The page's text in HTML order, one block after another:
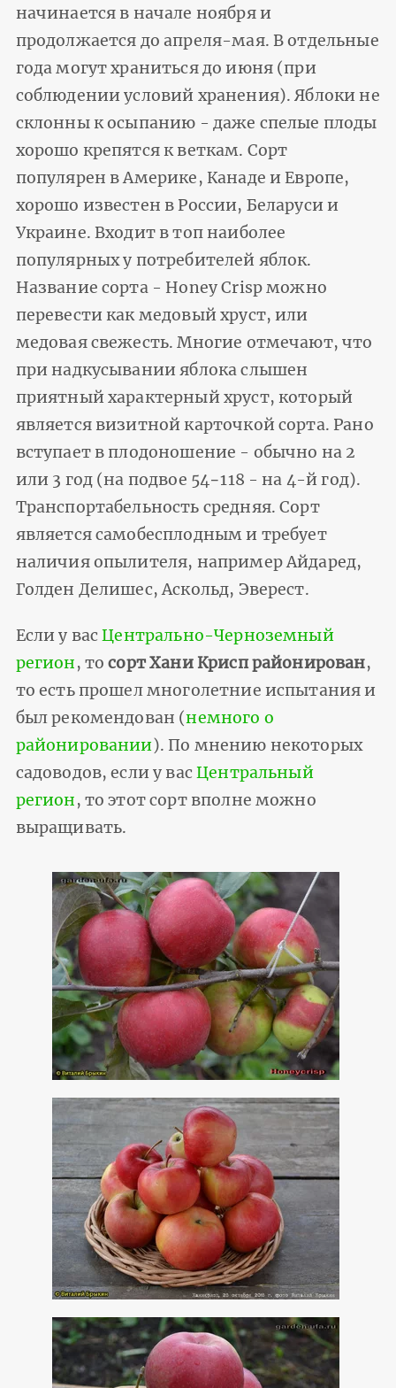
начинается в начале ноября и
продолжается до апреля-мая. В отдельные
года могут храниться до июня (при
соблюдении условий хранения). Яблоки не
склонны к осыпанию - даже спелые плоды
хорошо крепятся к веткам. Сорт
популярен в Америке, Канаде и Европе,
хорошо известен в России, Беларуси и
Украине. Входит в топ наиболее
популярных у потребителей яблок.
Название сорта - Honey Crisp можно
перевести как медовый хруст, или
медовая свежесть. Многие отмечают, что
при надкусывании яблока слышен
приятный характерный хруст, который
является визитной карточкой сорта. Рано
вступает в плодоношение - обычно на 2
или 3 год (на подвое 54−118 - на 4-й год).
Транспортабельность средняя. Сорт
является самобесплодным и требует
наличия опылителя, например Айдаред,
Голден Делишес, Аскольд, Эверест.
Если у васЦентрально-Черноземный
регион, тосорт Хани Крисп районирован,
то есть прошел многолетние испытания и
был рекомендован (немного о
районировании). По мнению некоторых
садоводов, если у васЦентральный
регион, то этот сорт вполне можно
выращивать.